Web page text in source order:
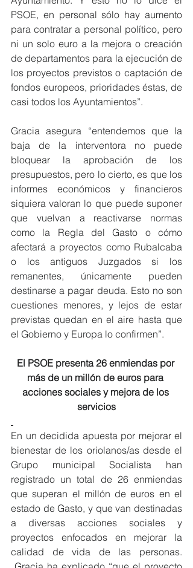
PSOE, en personal sólo hay aumento
para contratar a personal político, pero
ni un solo euro a la mejora o creación
de departamentos para la ejecución de
los proyectos previstos o captación de
fondos europeos, prioridades éstas, de
casi todos los Ayuntamientos”.
Gracia asegura “entendemos que la
baja de la interventora no puede
bloquear la aprobación de los
presupuestos, pero lo cierto, es que los
informes económicos y financieros
siquiera valoran lo que puede suponer
que vuelvan a reactivarse normas
como la Regla del Gasto o cómo
afectará a proyectos como Rubalcaba
o los antiguos Juzgados si los
remanentes, únicamente pueden
destinarse a pagar deuda. Esto no son
cuestiones menores, y lejos de estar
previstas quedan en el aire hasta que
el Gobierno y Europa lo confirmen”.
El PSOE presenta 26 enmiendas por
más de un millón de euros para
acciones sociales y mejora de los
servicios
En un decidida apuesta por mejorar el
bienestar de los oriolanos/as desde el
Grupo municipal Socialista han
registrado un total de 26 enmiendas
que superan el millón de euros en el
estado de Gasto, y que van destinadas
a diversas acciones sociales y
proyectos enfocados en mejorar la
calidad de vida de las personas.